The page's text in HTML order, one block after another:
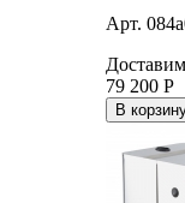
Арт.
79 200 Р
В